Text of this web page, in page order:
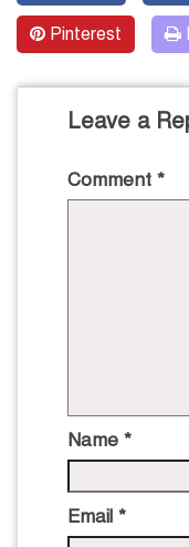
Pinterest
Leave a
Comment *
Name *
Email *